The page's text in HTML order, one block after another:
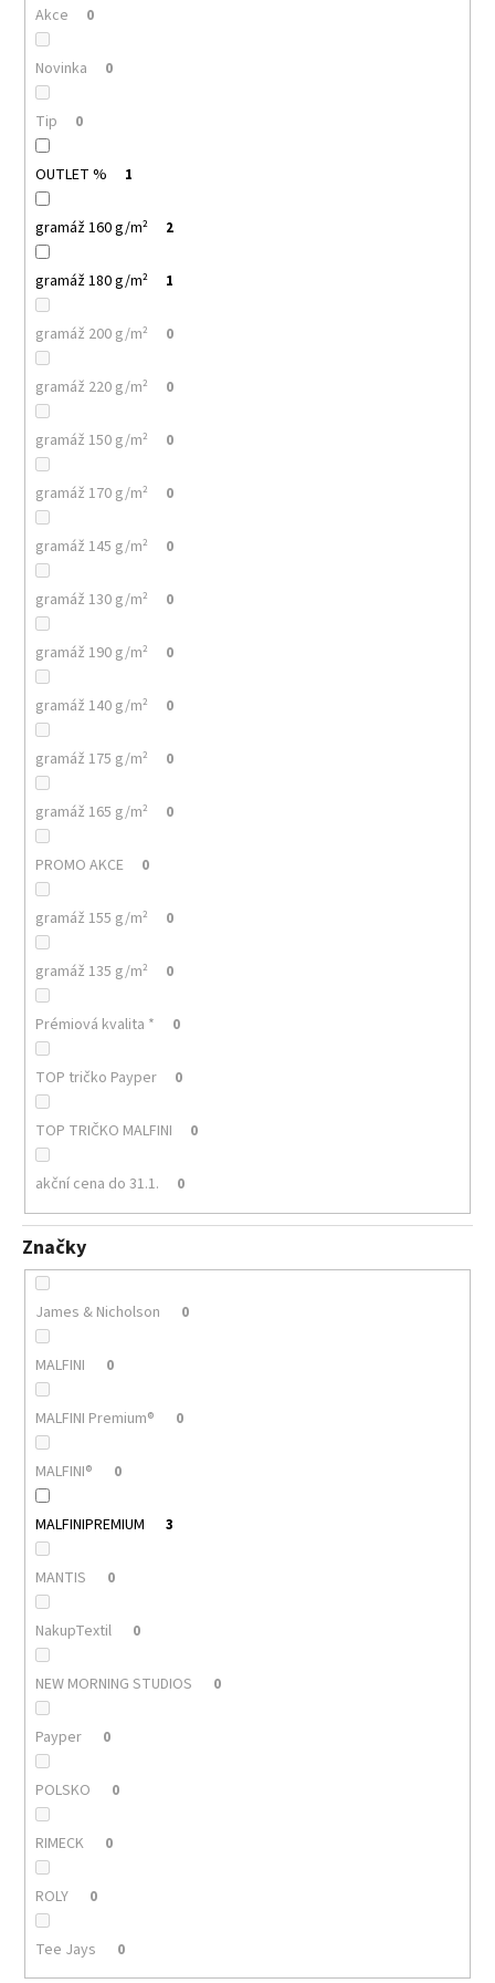
Akce 0
Novinka 0
Tip 0
OUTLET % 1
gramáž 160 g/m² 2
gramáž 180 g/m² 1
gramáž 200 g/m² 0
gramáž 220 g/m² 0
gramáž 150 g/m² 0
gramáž 170 g/m² 0
gramáž 145 g/m² 0
gramáž 130 g/m² 0
gramáž 190 g/m² 0
gramáž 140 g/m² 0
gramáž 175 g/m² 0
gramáž 165 g/m² 0
PROMO AKCE 0
gramáž 155 g/m² 0
gramáž 135 g/m² 0
Prémiová kvalita * 0
TOP tričko Payper 0
TOP TRIČKO MALFINI 0
akční cena do 31.1. 0
Značky
James & Nicholson 0
MALFINI 0
MALFINI Premium® 0
MALFINI® 0
MALFINIPREMIUM 3
MANTIS 0
NakupTextil 0
NEW MORNING STUDIOS 0
Payper 0
POLSKO 0
RIMECK 0
ROLY 0
Tee Jays 0
m
MALFINI
CITY
120
DÁMSKÉ
TRIČKO,
150
VOLNÝ
STŘIH
106
Kč